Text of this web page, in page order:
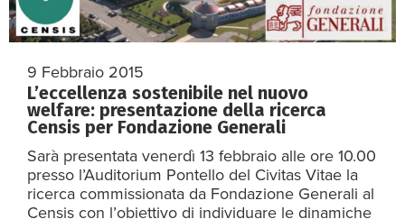
9 Febbraio 2015
L’eccellenza sostenibile nel nuovo
welfare: presentazione della ricerca
Censis per Fondazione Generali
Sarà presentata venerdì 13 febbraio alle ore 10.00
presso l’Auditorium Pontello del Civitas Vitae la
ricerca commissionata da Fondazione Generali al
Censis con l’obiettivo di individuare le dinamiche